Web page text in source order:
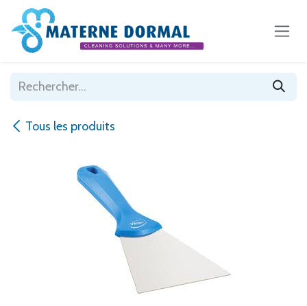
Se rendre au contenu
Tous les produits